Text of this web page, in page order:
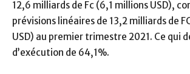
12,6 milliards de Fc (6,1 millions USD),
prévisions linéaires de 13,2 milliards de
USD) au premier trimestre 2021. Ce qui
d’exécution de 64,1%.